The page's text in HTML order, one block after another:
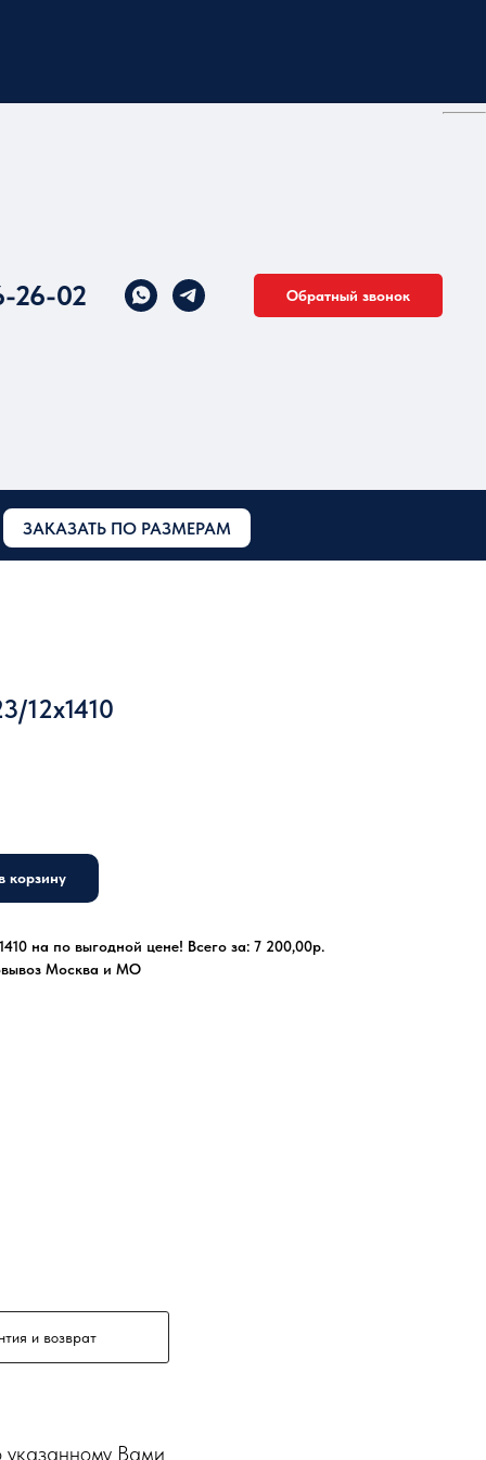
26-02 Обратный звонок
ЗАКАЗАТЬ ПО РАЗМЕРАМ
12x1410
корзину
на по выгодной цене! Всего за: 7 200,00р.
Москва и МО
и возврат
указанному Вами